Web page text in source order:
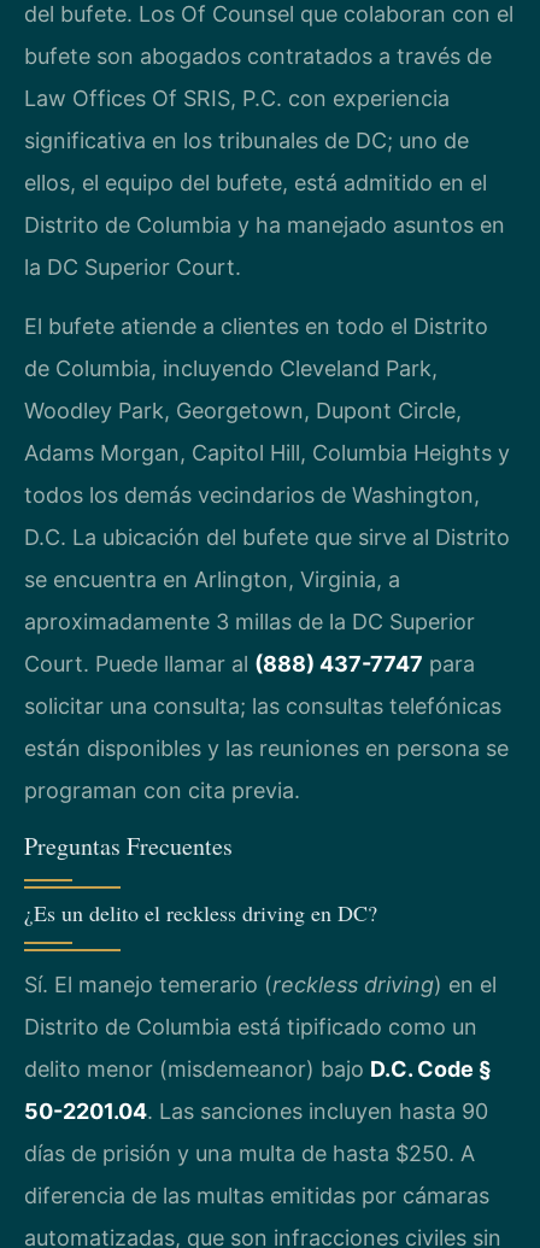
del bufete. Los Of Counsel que colaboran con el
bufete son abogados contratados a través de
Law Offices Of SRIS, P.C. con experiencia
significativa en los tribunales de DC; uno de
ellos, el equipo del bufete, está admitido en el
Distrito de Columbia y ha manejado asuntos en
la DC Superior Court.
El bufete atiende a clientes en todo el Distrito
de Columbia, incluyendo Cleveland Park,
Woodley Park, Georgetown, Dupont Circle,
Adams Morgan, Capitol Hill, Columbia Heights y
todos los demás vecindarios de Washington,
D.C. La ubicación del bufete que sirve al Distrito
se encuentra en Arlington, Virginia, a
aproximadamente 3 millas de la DC Superior
Court. Puede llamar al (888) 437-7747 para
solicitar una consulta; las consultas telefónicas
están disponibles y las reuniones en persona se
programan con cita previa.
Preguntas Frecuentes
¿Es un delito el reckless driving en DC?
Sí. El manejo temerario (reckless driving) en el
Distrito de Columbia está tipificado como un
delito menor (misdemeanor) bajo D.C. Code §
50-2201.04. Las sanciones incluyen hasta 90
días de prisión y una multa de hasta $250. A
diferencia de las multas emitidas por cámaras
automatizadas, que son infracciones civiles sin